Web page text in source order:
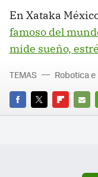
En Xataka
famoso del
mide sueño,
FACEBOOK
TWITTERFLIPBOARD
E-
TEMAS Robotica e